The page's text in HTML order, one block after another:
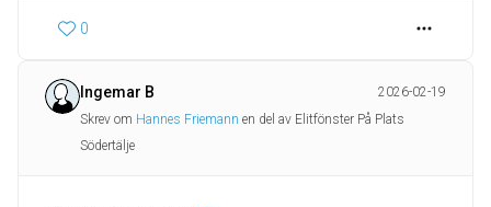
0
Ingemar B
2026-02-19
Skrev om Hannes Friemann en del av Elitfönster På Plats
Södertälje